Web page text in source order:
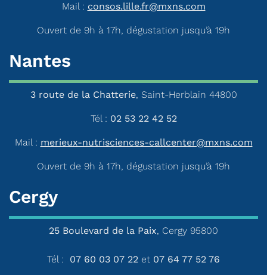
Mail : consos.lille.fr@mxns.com
Ouvert de 9h à 17h, dégustation jusqu’à 19h
Nantes
3 route de la Chatterie, Saint-Herblain 44800
Tél : 02 53 22 42 52
Mail : merieux-nutrisciences-callcenter@mxns.com
Ouvert de 9h à 17h, dégustation jusqu’à 19h
Cergy
25 Boulevard de la Paix, Cergy 95800
Tél : 07 60 03 07 22 et 07 64 77 52 76